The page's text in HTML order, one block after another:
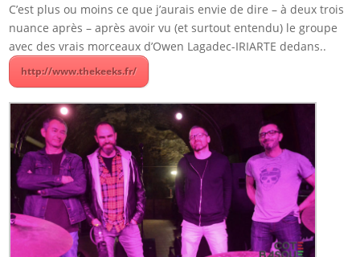
C’est plus ou moins ce que j’aurais envie de dire – à deux trois
nuance après – après avoir vu (et surtout entendu) le groupe
avec des vrais morceaux d’Owen Lagadec-IRIARTE dedans..
http://www.thekeeks.fr/